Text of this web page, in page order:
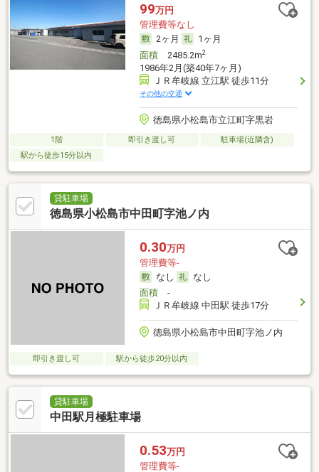
99万円
管理費等なし
2ヶ月
1ヶ月
面積2485.2m2
1986年2月(築40年7ヶ月)
ＪＲ牟岐線 立江駅 徒歩11分
その他の交通
徳島県小松島市立江町字黒岩
1階 即引き渡し可
駐車場(近隣含)
駅から徒歩15分以内
貸駐車場
徳島県小松島市中田町字池ノ内
0.30万円
管理費等-
なし
なし
面積-
ＪＲ牟岐線 中田駅 徒歩17分
徳島県小松島市中田町字池ノ内
即引き渡し可 駅から徒歩20分以内
貸駐車場
中田駅月極駐車場
0.53万円
管理費等-